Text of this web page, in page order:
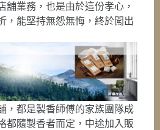
舖業務，也是由於這份孝心，
，能堅持無怨無悔，終於闖出
，都是製香師傅的家族團隊成
都隨製香者而定，中途加入販